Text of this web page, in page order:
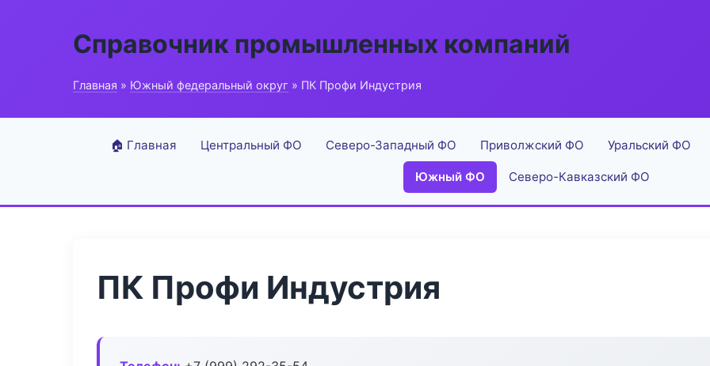
Справочник промышленных компаний
Главная » Южный федеральный округ » ПК Профи Индустрия
🏠 Главная Центральный ФО Северо-Западный ФО Приволжский ФО Уральский ФО
Южный ФО Северо-Кавказский ФО
ПК Профи Индустрия